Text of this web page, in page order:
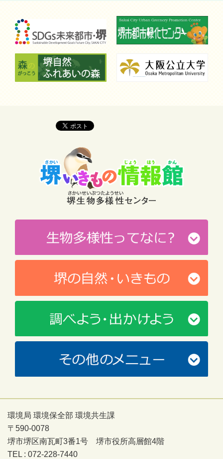
環境局 環境保全部 環境共生課
〒590-0078
堺市堺区南瓦町3番1号 堺市役所高層館4階
TEL : 072-228-7440